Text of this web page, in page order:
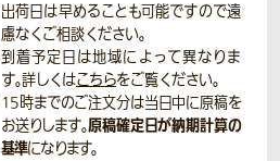
出荷日は早めることも可能ですので遠
慮なくご相談ください。
到着予定日は地域によって異なりま
す。詳しくはこちらをご覧ください。
15時までのご注文分は当日中に原稿を
お送りします。原稿確定日が納期計算の
基準になります。